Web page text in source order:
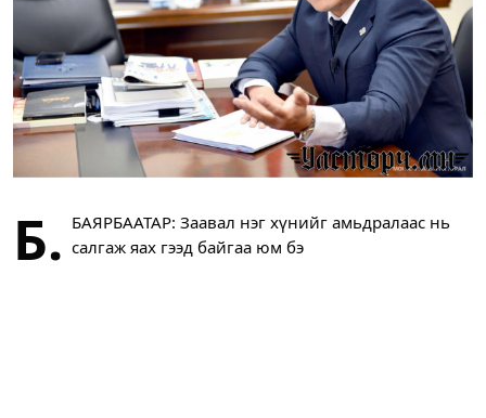
Б. БАЯРБААТАР: Заавал нэг хүнийг амьдралаас нь
салгаж яах гээд байгаа юм бэ